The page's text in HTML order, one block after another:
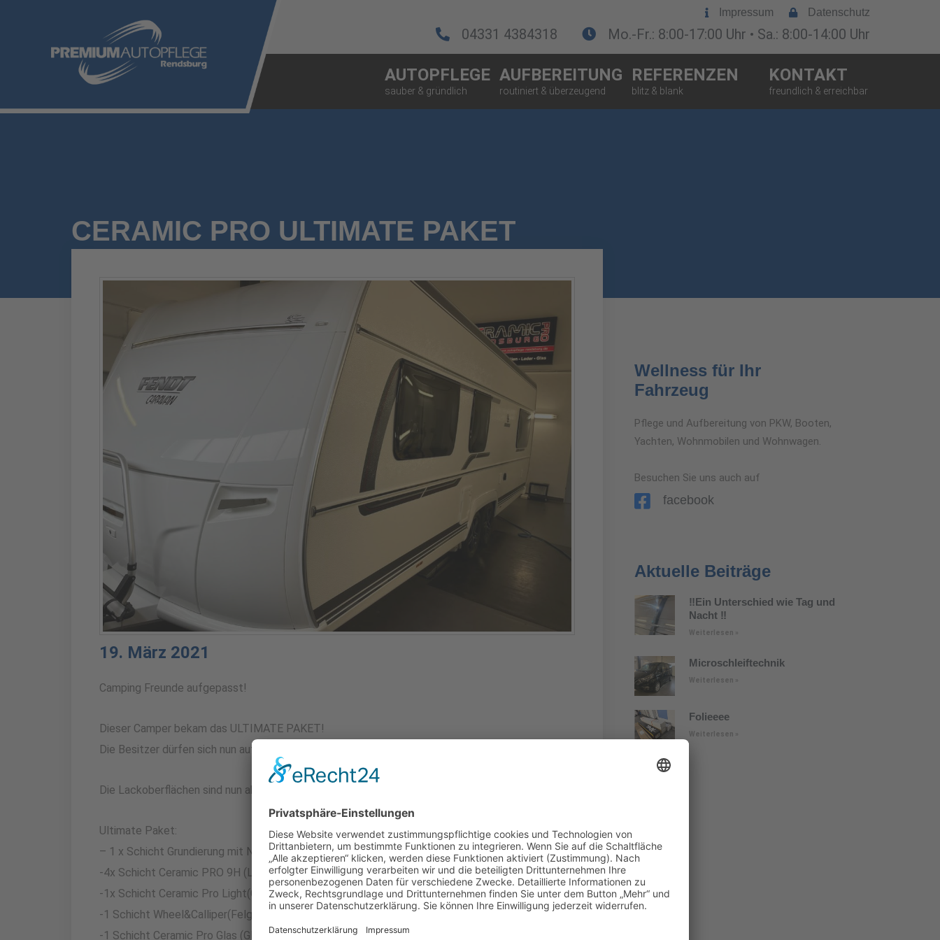
Impressum Datenschutz
04331 4384318 Mo.-Fr.: 8:00-17:00 Uhr • Sa.: 8:00-14:00 Uhr
AUTOPFLEGE AUFBEREITUNG REFERENZEN KONTAKT
CERAMIC PRO ULTIMATE PAKET
19. März 2021
Camping Freunde aufgepasst!
Dieser Camper bekam das ULTIMATE PAKET!
Die Besitzer dürfen sich nun auf einen maximalen Schutz freuen!
Die Lackoberflächen sind nun absolut geschützt!
Ultimate Paket:
– 1 x Schicht Grundierung mit Nano Polish
-4x Schicht Ceramic PRO 9H (Lackoberflächen)
-1x Schicht Ceramic Pro Light(Glanzversiegelung)
-1 Schicht Wheel&Calliper(Felgenversiegelung)
-1 Schicht Ceramic Pro Glas (Glasversiegelung)
Wellness für Ihr
Fahrzeug
Pflege und Aufbereitung von PKW, Booten,
Yachten, Wohnmobilen und Wohnwagen.
Besuchen Sie uns auch auf
facebook
Aktuelle Beiträge
‼️Ein Unterschied wie Tag und
Nacht ‼️
Weiterlesen »
Microschleiftechnik
Weiterlesen »
Folieeee
Weiterlesen »